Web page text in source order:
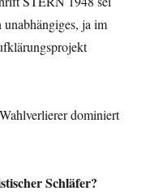
ja im
dominiert
Schläfer?